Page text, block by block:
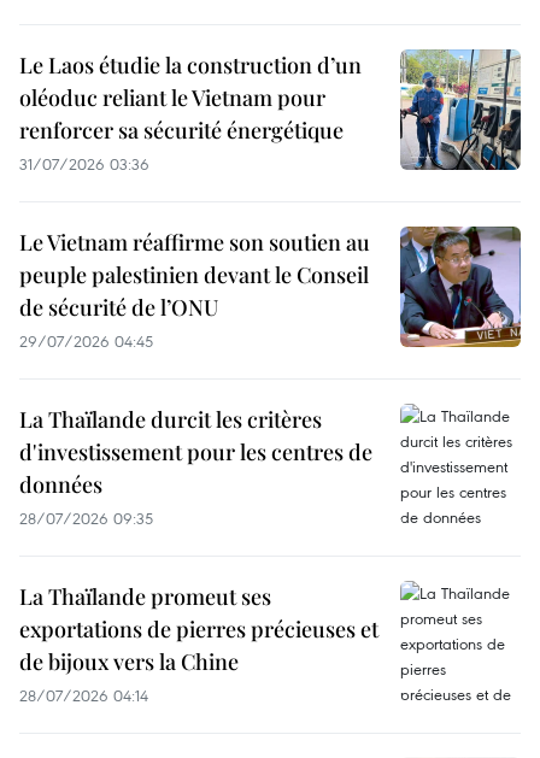
Le Laos étudie la construction d’un
oléoduc reliant le Vietnam pour
renforcer sa sécurité énergétique
31/07/2026 03:36
Le Vietnam réaffirme son soutien au
peuple palestinien devant le Conseil
de sécurité de l’ONU
29/07/2026 04:45
La Thaïlande durcit les critères
d'investissement pour les centres de
données
28/07/2026 09:35
La Thaïlande promeut ses
exportations de pierres précieuses et
de bijoux vers la Chine
28/07/2026 04:14